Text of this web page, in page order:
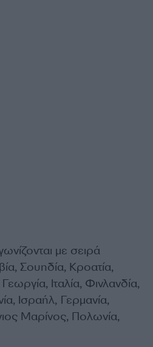
με σειρά
Σουηδία, Κροατία,
Ιταλία, Φινλανδία,
Ισραήλ, Γερμανία,
Μαρίνος, Πολωνία,